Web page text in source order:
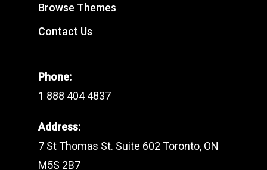
Browse Themes
Contact Us
Phone:
1 888 404 4837
Address:
7 St Thomas St. Suite 602 Toronto, ON
M5S 2B7